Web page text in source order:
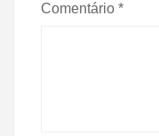
Comentário *